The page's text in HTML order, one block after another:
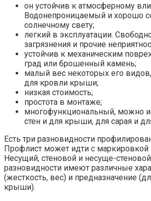
он устойчив к атмосферному
Водонепроницаемый и хорошо
солнечному свету;
легкий в эксплуатации.
загрязнения и прочие
устойчив к механическим
град или брошенный камень;
малый вес некоторых его
для кровли крыши;
низкая стоимость;
простота в монтаже;
многофункциональный, можно
стен и для крыши, для сарая и
Есть три разновидности
Профлист может идти с маркировкой
Несущий, стеновой и несуще-
разновидности имеют различные
(жесткость, вес) и предназначение
крыши).